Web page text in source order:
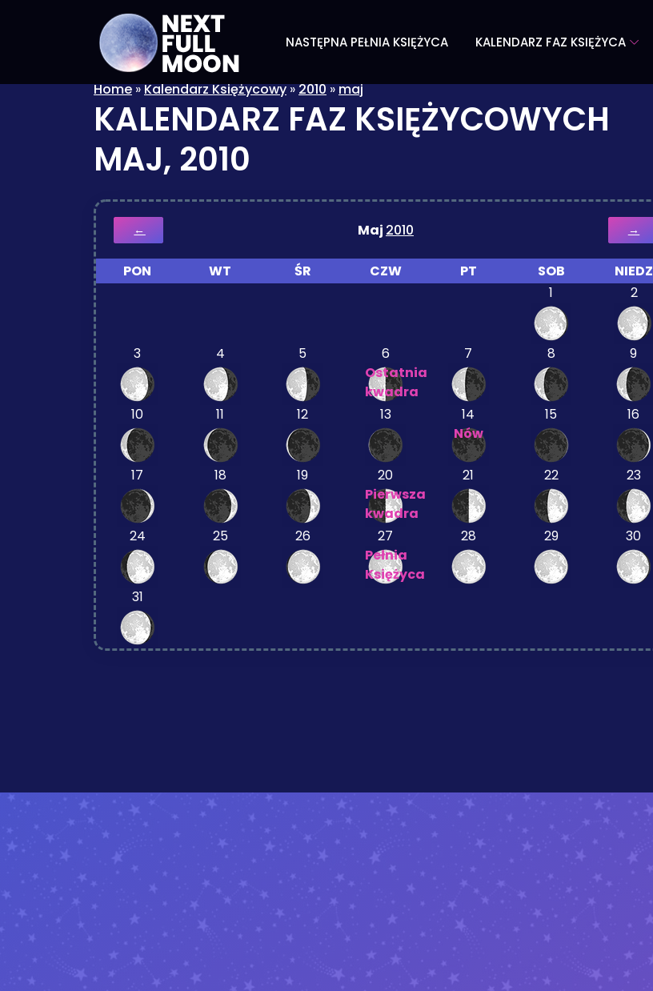
NASTĘPNA PEŁNIA KSIĘŻYCA KALENDARZ FAZ KSIĘŻYCA
Home»Kalendarz Księżycowy»2010»maj
KALENDARZ FAZ KSIĘŻYCOWYCH
MAJ, 2010
← Maj 2010 →
PON WT ŚR CZW PT SOB
NIEDZ
1
2
3 4 5
6
Ostatnia
kwadra
7 8 9
10 11 12 13
14
Nów
15 16
17 18 19
20
Pierwsza
kwadra
21 22 23
24 25 26
27
Pełnia
Księżyca
28 29 30
31